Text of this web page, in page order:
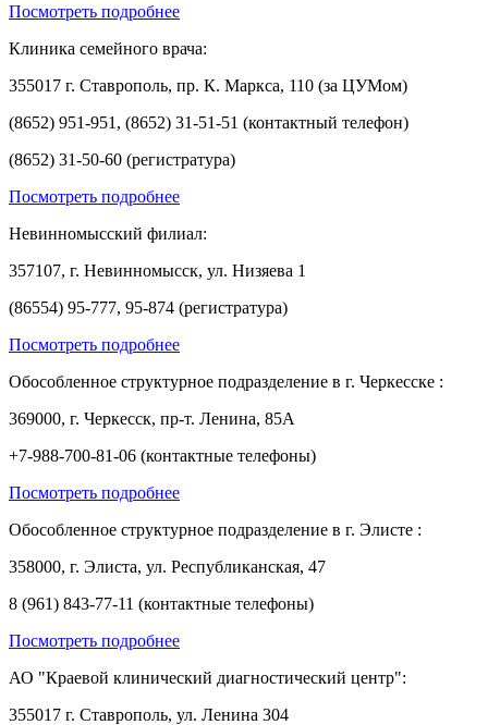
Посмотреть подробнее
Клиника семейного врача:
355017 г. Ставрополь, пр. К. Маркса, 110 (за ЦУМом)
(8652) 951-951, (8652) 31-51-51 (контактный телефон)
(8652) 31-50-60 (регистратура)
Посмотреть подробнее
Невинномысский филиал:
357107, г. Невинномысск, ул. Низяева 1
(86554) 95-777, 95-874 (регистратура)
Посмотреть подробнее
Обособленное структурное подразделение в г. Черкесске :
369000, г. Черкесск, пр-т. Ленина, 85А
+7-988-700-81-06 (контактные телефоны)
Посмотреть подробнее
Обособленное структурное подразделение в г. Элисте :
358000, г. Элиста, ул. Республиканская, 47
8 (961) 843-77-11 (контактные телефоны)
Посмотреть подробнее
АО "Краевой клинический диагностический центр":
355017 г. Ставрополь, ул. Ленина 304